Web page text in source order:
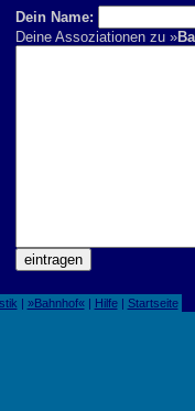
Dein Name:
Deine Assoziationen zu »
| »Bahnhof«| Hilfe| Startseite